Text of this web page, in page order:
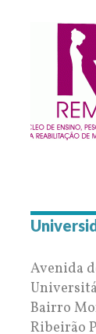
Avenida
Bairro
Ribeirão